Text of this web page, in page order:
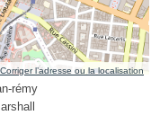
Corriger l’adresse ou la localisation
rémy